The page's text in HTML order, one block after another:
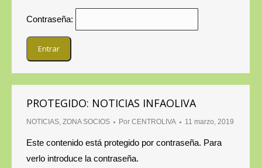
Contraseña:
PROTEGIDO: NOTICIAS INFAOLIVA
NOTICIAS, ZONA SOCIOS Por CENTROLIVA 11 marzo, 2019
Este contenido está protegido por contraseña. Para
verlo introduce la contraseña.